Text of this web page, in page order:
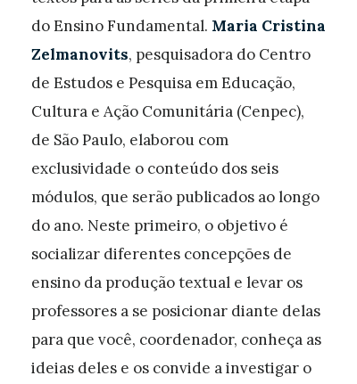
do Ensino Fundamental. Maria Cristina
Zelmanovits, pesquisadora do Centro
de Estudos e Pesquisa em Educação,
Cultura e Ação Comunitária (Cenpec),
de São Paulo, elaborou com
exclusividade o conteúdo dos seis
módulos, que serão publicados ao longo
do ano. Neste primeiro, o objetivo é
socializar diferentes concepções de
ensino da produção textual e levar os
professores a se posicionar diante delas
para que você, coordenador, conheça as
ideias deles e os convide a investigar o